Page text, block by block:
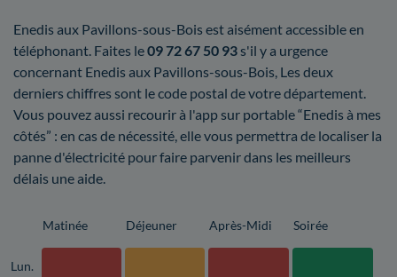
Enedis aux Pavillons-sous-Bois est aisément accessible en
téléphonant. Faites le09 72 67 50 93s'il y a urgence
concernant Enedis aux Pavillons-sous-Bois, Les deux
derniers chiffres sont le code postal de votre département.
Vous pouvez aussi recourir à l'app sur portable “Enedis à mes
côtés” : en cas de nécessité, elle vous permettra de localiser la
panne d'électricité pour faire parvenir dans les meilleurs
délais une aide.
Matinée Déjeuner Après-Midi Soirée
Lun.